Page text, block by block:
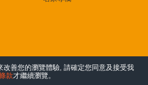
改善您的瀏覽體驗, 請確定您同意及接受我
款才繼續瀏覽。
Rights Reserved.